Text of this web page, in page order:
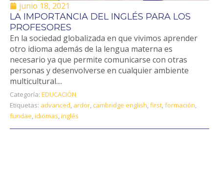
junio 18, 2021
LA IMPORTANCIA DEL INGLÉS PARA LOS
PROFESORES
En la sociedad globalizada en que vivimos aprender
otro idioma además de la lengua materna es
necesario ya que permite comunicarse con otras
personas y desenvolverse en cualquier ambiente
multicultural....
Categoría: EDUCACIÓN
Etiquetas: advanced, ardor,cambridge english,first,formación,
fundae,idiomas,inglés